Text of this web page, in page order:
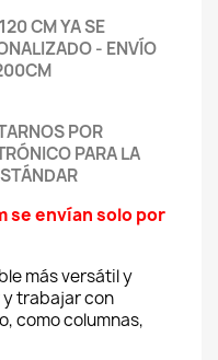
CM YA SE
- ENVÍO
POR
PARA LA
se envían solo por
más versátil y
trabajar con
como columnas,